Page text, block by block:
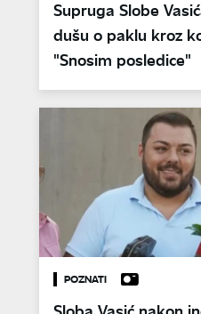
Supruga Slobe
dušu o paklu kroz
"Snosim posledice"
POZNATI